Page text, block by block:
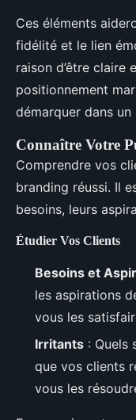
Ces éléments
fidélité et le lien
raison d’être claire
positionnement
démarquer dans
Connaître Votre
Comprendre vos
branding réussi. Il
besoins, leurs
Étudier Vos Clients
Besoins et
les aspirations
vous les
Irritants : Quels
que vos clients
vous les